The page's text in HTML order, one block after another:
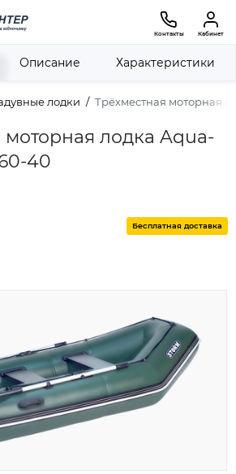
Контакты Кабинет
лодки Трёхместная моторная
моторная лодка Aqua-
40
Описание Характеристики
Бесплатная доставка